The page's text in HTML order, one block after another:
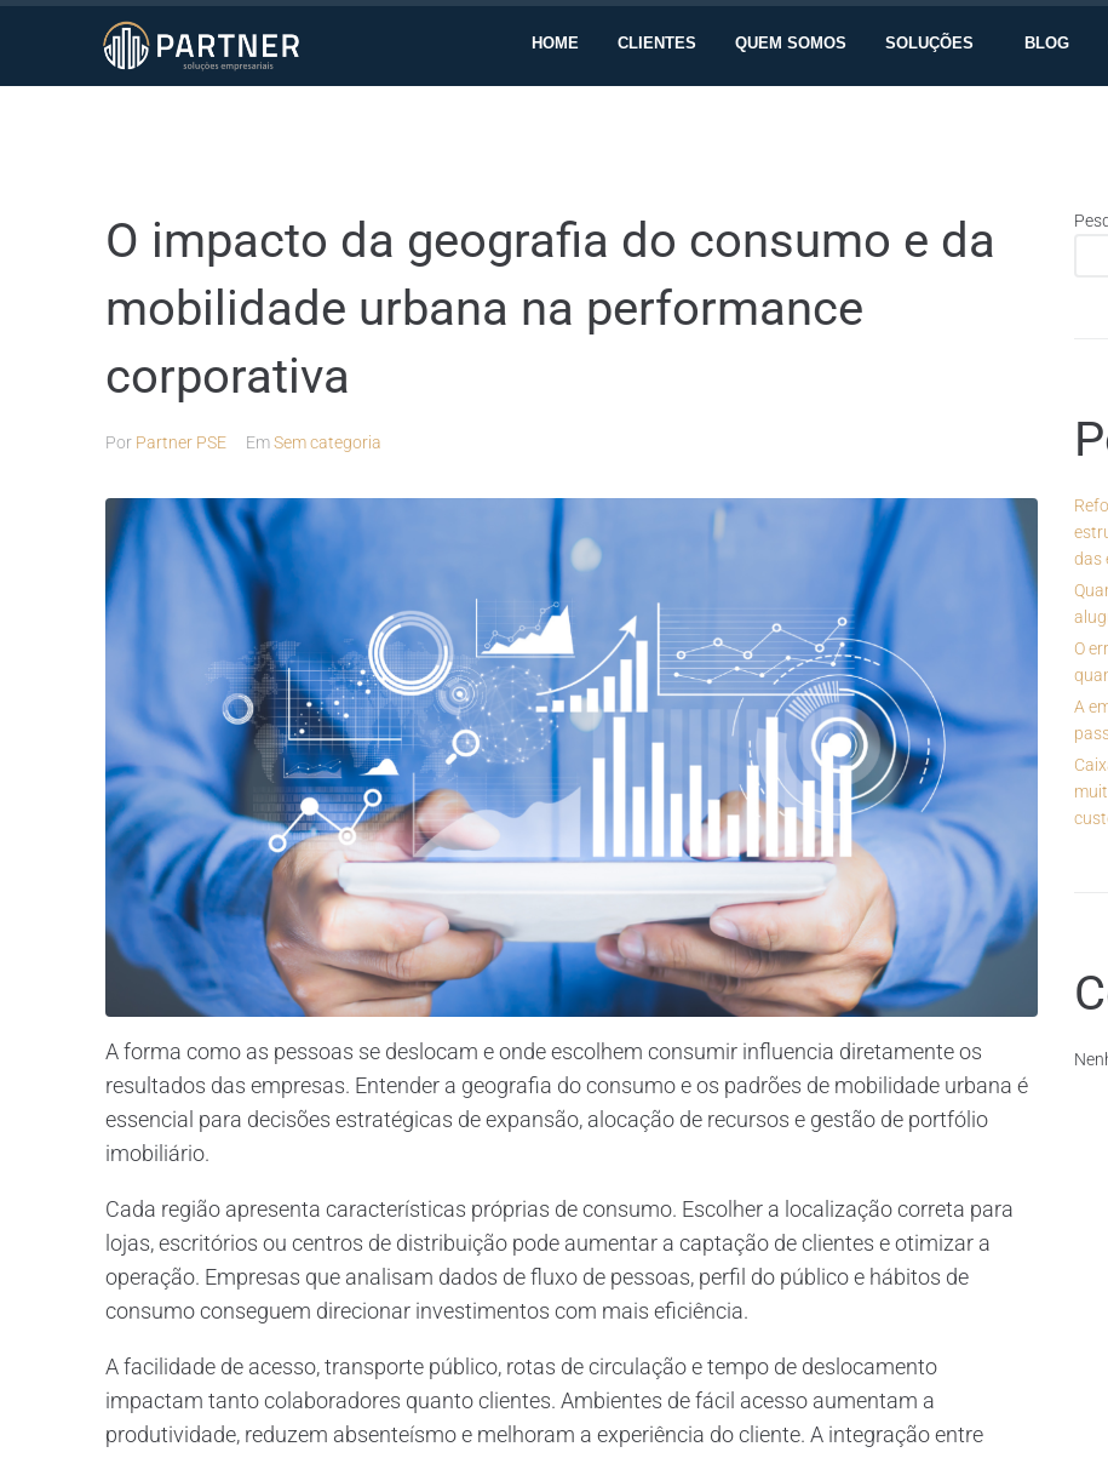
HOME CLIENTES QUEM SOMOS SOLUÇÕES BLOG
O impacto da geografia do consumo e da
mobilidade urbana na performance
corporativa
Por Partner PSE EmSem categoria
A forma como as pessoas se deslocam e onde escolhem consumir influencia diretamente os
resultados das empresas. Entender a geografia do consumo e os padrões de mobilidade urbana é
essencial para decisões estratégicas de expansão, alocação de recursos e gestão de portfólio
imobiliário.
Cada região apresenta características próprias de consumo. Escolher a localização correta para
lojas, escritórios ou centros de distribuição pode aumentar a captação de clientes e otimizar a
operação. Empresas que analisam dados de fluxo de pessoas, perfil do público e hábitos de
consumo conseguem direcionar investimentos com mais eficiência.
A facilidade de acesso, transporte público, rotas de circulação e tempo de deslocamento
impactam tanto colaboradores quanto clientes. Ambientes de fácil acesso aumentam a
produtividade, reduzem absenteísmo e melhoram a experiência do cliente. A integração entre
das
O
A